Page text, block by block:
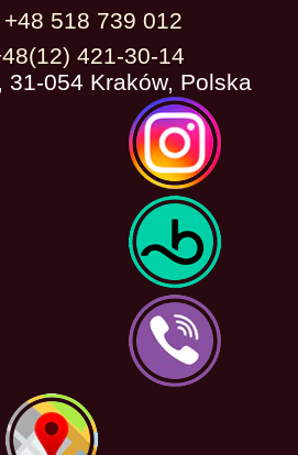
+48 518 739 012
421-30-14
31-054 Kraków, Polska